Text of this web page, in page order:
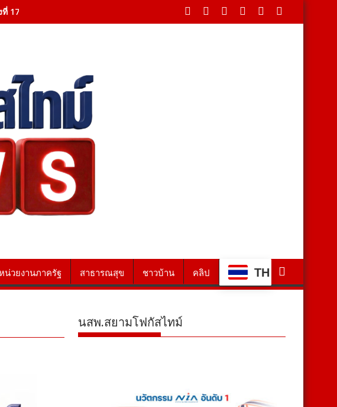
17 ชูเสน่ห์ 6 ชาติพันธุ์ ดันสวนผึ้งสู่เมืองท่องเที่ยวเชิงวัฒนธรรม
น่วยงานภาครัฐ สาธารณสุข ชาวบ้าน คลิป TH
นสพ.สยามโฟกัสไทม์